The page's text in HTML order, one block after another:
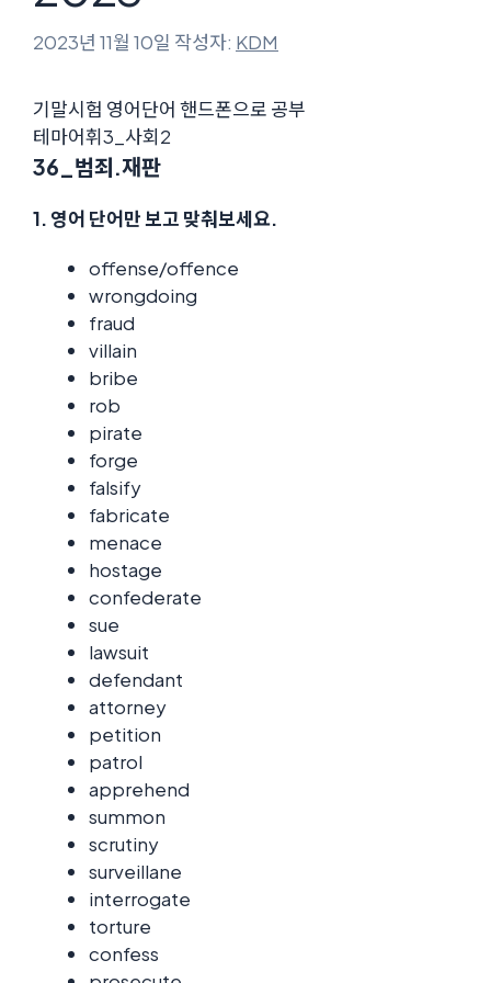
2023년 11월 10일 작성자: KDM
기말시험 영어단어 핸드폰으로 공부
테마어휘3_사회2
36_범죄.재판
1. 영어 단어만 보고 맞춰보세요.
offense/offence
wrongdoing
fraud
villain
bribe
rob
pirate
forge
falsify
fabricate
menace
hostage
confederate
sue
lawsuit
defendant
attorney
petition
patrol
apprehend
summon
scrutiny
surveillane
interrogate
torture
confess